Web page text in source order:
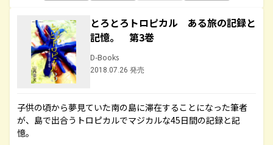
とろとろトロピカル ある旅の記録と
記憶。 第3巻
D-Books
2018.07.26 発売
子供の頃から夢見ていた南の島に滞在することになった筆者
が、島で出合うトロピカルでマジカルな45日間の記録と記
憶。